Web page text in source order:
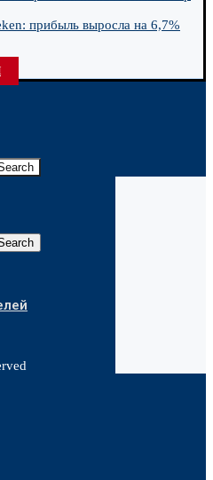
прибыль выросла на 6,7%